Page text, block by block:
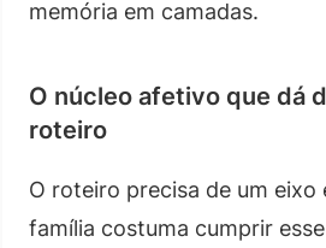
memória em camadas.
O núcleo afetivo que dá
roteiro
O roteiro precisa de um eixo
família costuma cumprir